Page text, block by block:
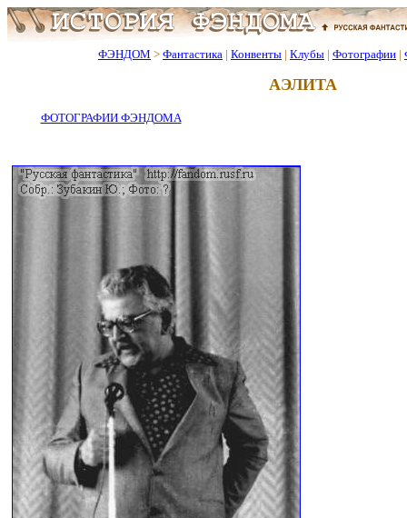
ФЭНДОМ > Фантастика | Конвенты | Клубы | Фотографии |
АЭЛИТА
ФОТОГРАФИИ ФЭНДОМА